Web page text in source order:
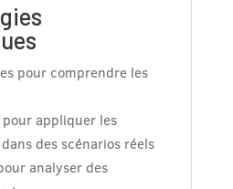
pour comprendre les
appliquer les
des scénarios réels
analyser des